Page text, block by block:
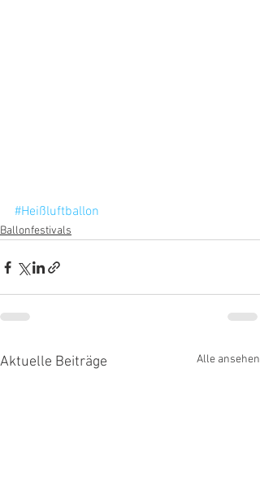
#Heißluftballon
Ballonfestivals
Aktuelle Beiträge Alle ansehen